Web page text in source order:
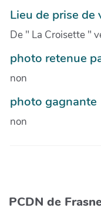
Lieu de prise de
De " La Croisette "
photo retenue
non
photo gagnante
non
PCDN de